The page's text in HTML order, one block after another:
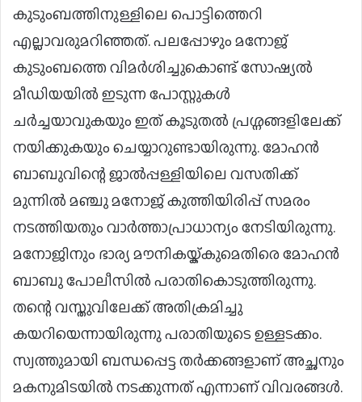
കുടുംബത്തിനുള്ളിലെ പൊട്ടിത്തെറി
എല്ലാവരുമറിഞ്ഞത്. പലപ്പോഴും മനോജ്
കുടുംബത്തെ വിമര്‍ശിച്ചുകൊണ്ട് സോഷ്യൽ
മീഡിയയിൽ ഇടുന്ന പോസ്റ്റുകൾ
ചർച്ചയാവുകയും ഇത് കൂടുതല്‍‌ പ്രശ്നങ്ങളിലേക്ക്
നയിക്കുകയും ചെയ്യാറുണ്ടായിരുന്നു. മോഹൻ
ബാബുവിന്റെ ജാൽപ്പള്ളിയിലെ വസതിക്ക്
മുന്നിൽ മഞ്ചു മനോജ് കുത്തിയിരിപ്പ് സമരം
നടത്തിയതും വാർത്താപ്രാധാന്യം നേടിയിരുന്നു.
മനോജിനും ഭാര്യ മൗനികയ്ക്കുമെതിരെ മോഹൻ
ബാബു പോലീസിൽ പരാതികൊടുത്തിരുന്നു.
തന്റെ വസ്തുവിലേക്ക് അതിക്രമിച്ചു
കയറിയെന്നായിരുന്നു പരാതിയുടെ ഉള്ളടക്കം.
സ്വത്തുമായി ബന്ധപ്പെട്ട തര്‍ക്കങ്ങളാണ് അച്ഛനും
മകനുമിടയില്‍ നടക്കുന്നത് എന്നാണ് വിവരങ്ങള്‍.